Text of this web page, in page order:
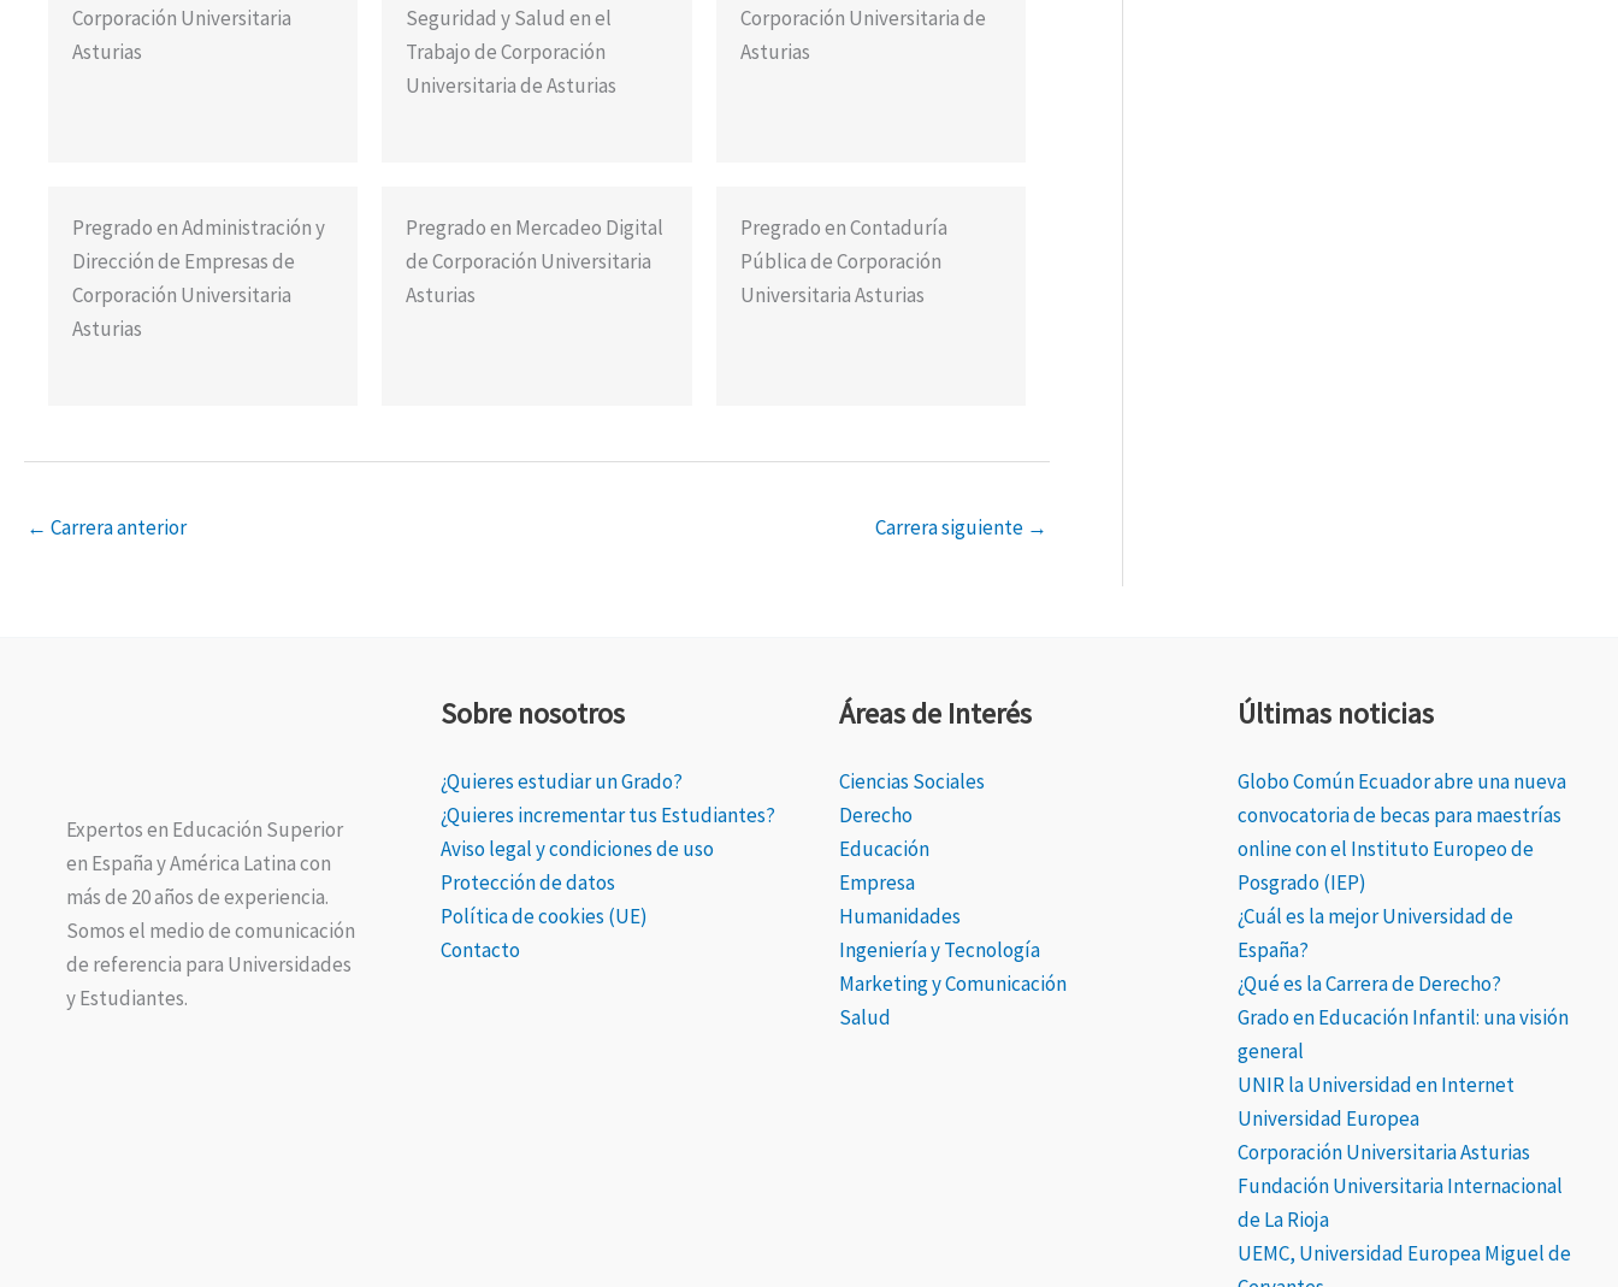
Corporación Universitaria
Asturias
Seguridad y Salud en el
Trabajo de Corporación
Universitaria de Asturias
Corporación Universitaria de
Asturias
Pregrado en Administración y
Dirección de Empresas de
Corporación Universitaria
Asturias
Pregrado en Mercadeo Digital
de Corporación Universitaria
Asturias
Pregrado en Contaduría
Pública de Corporación
Universitaria Asturias
← Carrera anterior Carrera siguiente →
Expertos en Educación Superior
en España y América Latina con
más de 20 años de experiencia.
Somos el medio de comunicación
de referencia para Universidades
y Estudiantes.
Sobre nosotros
¿Quieres estudiar un Grado?
¿Quieres incrementar tus Estudiantes?
Aviso legal y condiciones de uso
Protección de datos
Política de cookies (UE)
Contacto
Áreas de Interés
Ciencias Sociales
Derecho
Educación
Empresa
Humanidades
Ingeniería y Tecnología
Marketing y Comunicación
Salud
Últimas noticias
Globo Común Ecuador abre una nueva
convocatoria de becas para maestrías
online con el Instituto Europeo de
Posgrado (IEP)
¿Cuál es la mejor Universidad de
España?
¿Qué es la Carrera de Derecho?
Grado en Educación Infantil: una visión
general
UNIR la Universidad en Internet
Universidad Europea
Corporación Universitaria Asturias
Fundación Universitaria Internacional
de La Rioja
UEMC, Universidad Europea Miguel de